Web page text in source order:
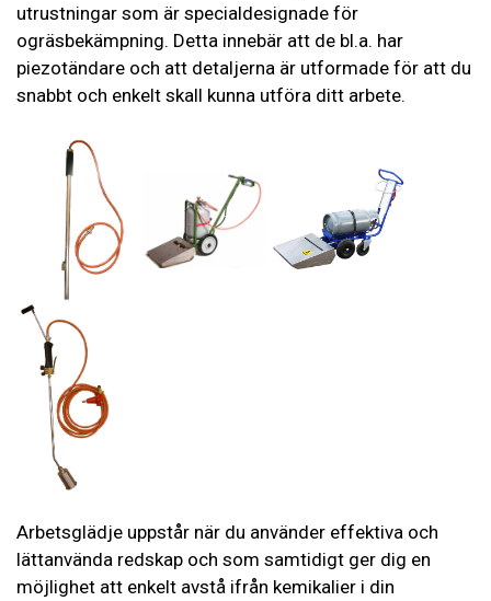
utrustningar som är specialdesignade för
ogräsbekämpning. Detta innebär att de bl.a. har
piezotändare och att detaljerna är utformade för att du
snabbt och enkelt skall kunna utföra ditt arbete.
Arbetsglädje uppstår när du använder effektiva och
lättanvända redskap och som samtidigt ger dig en
möjlighet att enkelt avstå ifrån kemikalier i din